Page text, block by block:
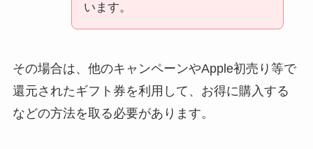
います。
その場合は、他のキャンペーンやApple初売り等で
還元されたギフト券を利用して、お得に購入する
などの方法を取る必要があります。